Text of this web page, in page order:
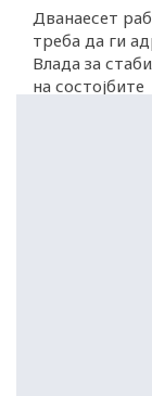
Дванаесет
треба да ги
Влада за
на состојбите